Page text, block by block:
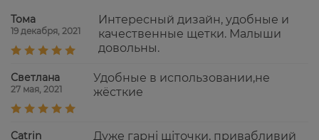
Тома
19 декабря, 2021
Интересный дизайн, удобные и
качественные щетки. Малыши
довольны.
Светлана
27 мая, 2021
Удобные в использовании,не
жёсткие
Catrin Дуже гарні щіточки, привабливий